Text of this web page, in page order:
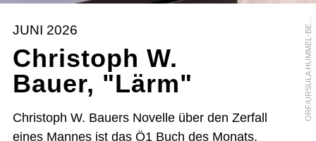
O
R
F
/
U
R
S
U
L
A
H
U
M
M
E
L
-
B
E
R
G
E
R
JUNI 2026
Christoph W.
Bauer, "Lärm"
Christoph W. Bauers Novelle über den Zerfall
eines Mannes ist das Ö1 Buch des Monats.